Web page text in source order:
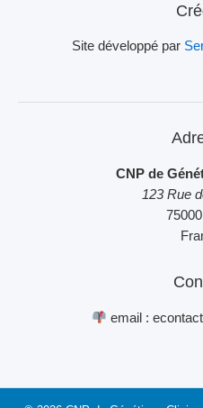
Site développé par
CNP de
123 Rue
email :